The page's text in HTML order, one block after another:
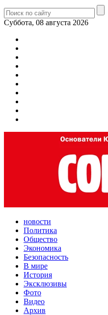
Суббота, 08 августа 2026
новости
Политика
Общество
Экономика
Безопасность
В мире
История
Эксклюзивы
Фото
Видео
Архив